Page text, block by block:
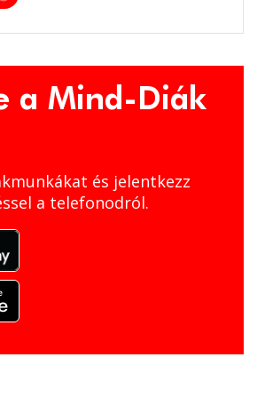
a Mind-Diák
és jelentkezz
a telefonodról.